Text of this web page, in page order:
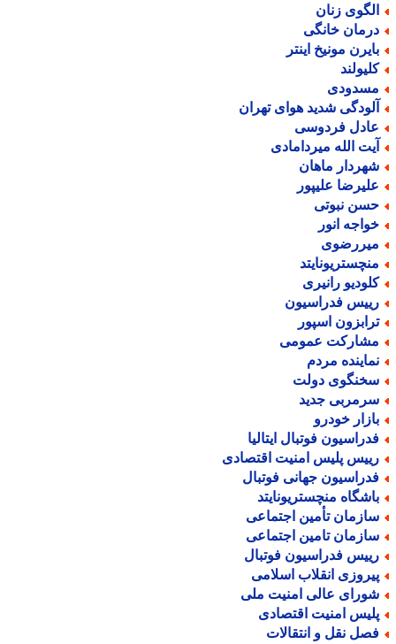
زنان
خانگی
مونیخ اینتر
شدید هوای تهران
فردوسی
الله میردامادی
ماهان
علیپور
نبوتی
انور
رانیری
فدراسیون
اسپور
عمومی
مردم
دولت
جدید
خودرو
فوتبال ایتالیا
پلیس امنیت اقتصادی
جهانی فوتبال
منچستریونایتد
تأمین اجتماعی
تامین اجتماعی
فدراسیون فوتبال
انقلاب اسلامی
عالی امنیت ملی
امنیت اقتصادی
نقل و انتقالات